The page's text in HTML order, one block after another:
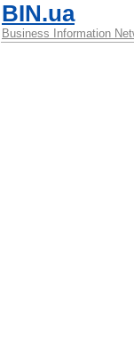
BIN.ua
Business Information